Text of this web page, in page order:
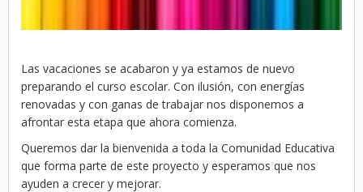
Las vacaciones se acabaron y ya estamos de nuevo
preparando el curso escolar. Con ilusión, con energías
renovadas y con ganas de trabajar nos disponemos a
afrontar esta etapa que ahora comienza.
Queremos dar la bienvenida a toda la Comunidad Educativa
que forma parte de este proyecto y esperamos que nos
ayuden a crecer y mejorar.